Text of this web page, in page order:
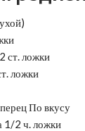
ст. ложки
ложки
По вкусу
1/2 ч. ложки